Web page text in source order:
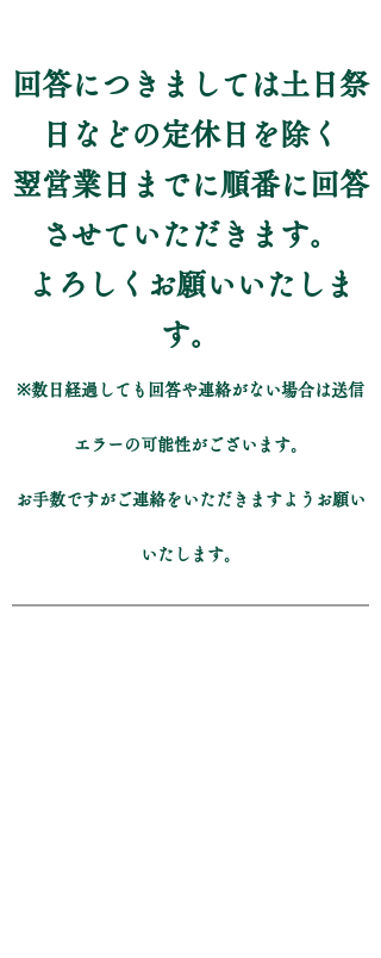
回答につきましては土日祭
日などの定休日を除く
翌営業日までに順番に回答
させていただきます。
​よろしくお願いいたしま
す。
※数日経過しても回答や連絡がない場合は送信
エラーの可能性がございます。
お手数ですがご連絡をいただきますようお願い
いたします。